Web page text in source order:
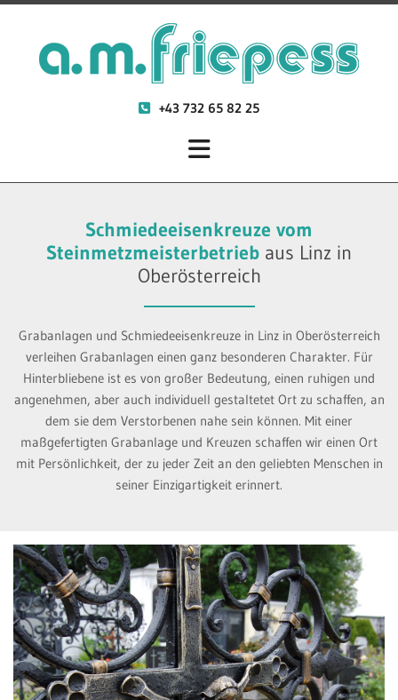
 +43 732 65 82 25
Schmiedeeisenkreuze vom
Steinmetzmeisterbetrieb aus Linz in
Oberösterreich
Grabanlagen und Schmiedeeisenkreuze in Linz in Oberösterreich
verleihen Grabanlagen einen ganz besonderen Charakter. Für
Hinterbliebene ist es von großer Bedeutung, einen ruhigen und
angenehmen, aber auch individuell gestaltetet Ort zu schaffen, an
dem sie dem Verstorbenen nahe sein können. Mit einer
maßgefertigten Grabanlage und Kreuzen schaffen wir einen Ort
mit Persönlichkeit, der zu jeder Zeit an den geliebten Menschen in
seiner Einzigartigkeit erinnert.